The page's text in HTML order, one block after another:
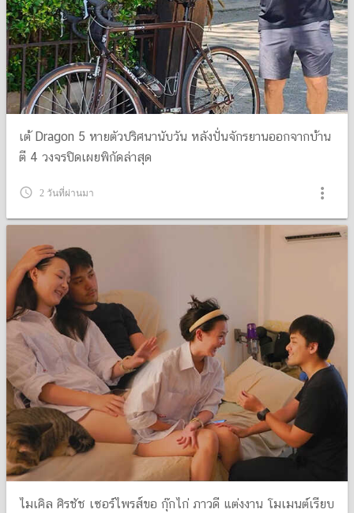
เต้ Dragon 5 หายตัวปริศนานับวัน หลังปั่นจักรยานออกจากบ้าน
ตี 4 วงจรปิดเผยพิกัดล่าสุด
query_builder 2 วันที่ผ่านมา more_vert
ไมเคิล ศิรชัช เซอร์ไพรส์ขอ กุ๊กไก่ ภาวดี แต่งงาน โมเมนต์เรียบ